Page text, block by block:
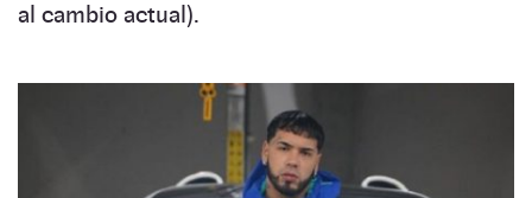
al cambio actual).